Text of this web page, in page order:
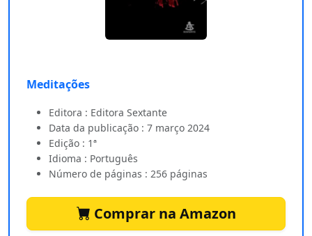
Meditações
Editora : Editora Sextante
Data da publicação : 7 março 2024
Edição : 1ª
Idioma : Português
Número de páginas : 256 páginas
Comprar na Amazon